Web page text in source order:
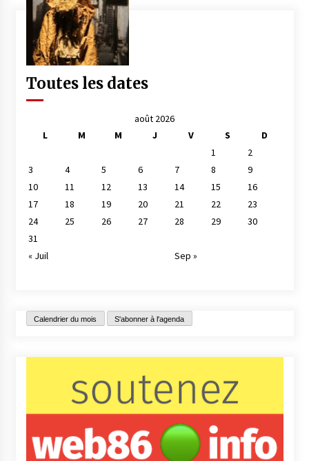
Toutes les dates
août 2026
L
M M J V S
D
1
2
3
4 5 6 7 8
9
10
11 12 13 14 15
16
17
18 19 20 21 22
23
24
25 26 27 28 29
30
31
« Juil
Sep »
Calendrier du mois S'abonner à l'agenda